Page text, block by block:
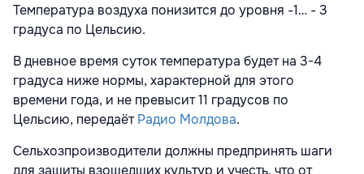
Температура воздуха понизится до уровня -1… - 3
градуса по Цельсию.
В дневное время суток температура будет на 3-4
градуса ниже нормы, характерной для этого
времени года, и не превысит 11 градусов по
Цельсию, передаётРадио Молдова.
Сельхозпроизводители должны предпринять шаги
для защиты взошедших культур и учесть, что от